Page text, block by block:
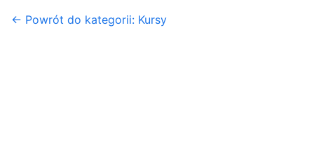
← Powrót do kategorii: Kursy